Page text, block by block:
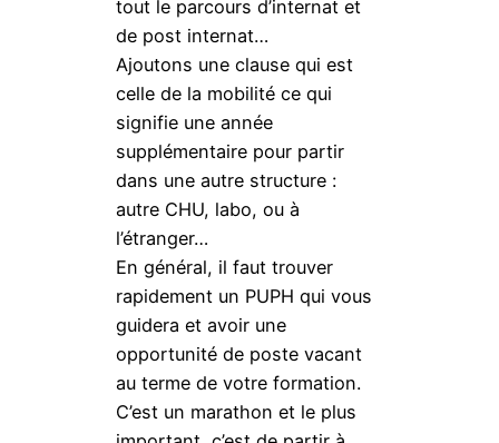
tout le parcours d’internat et
de post internat…
Ajoutons une clause qui est
celle de la mobilité ce qui
signifie une année
supplémentaire pour partir
dans une autre structure :
autre CHU, labo, ou à
l’étranger…
En général, il faut trouver
rapidement un PUPH qui vous
guidera et avoir une
opportunité de poste vacant
au terme de votre formation.
C’est un marathon et le plus